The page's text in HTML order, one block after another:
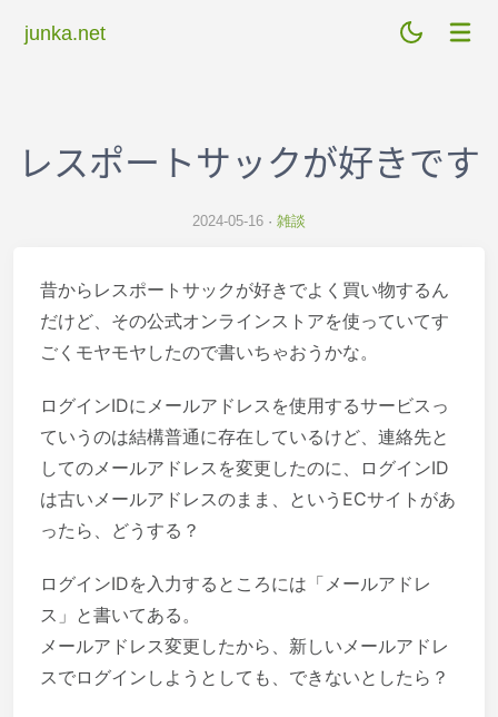
junka.net
レスポートサックが好きです
2024-05-16 雑談
昔からレスポートサックが好きでよく買い物するん
だけど、その公式オンラインストアを使っていてす
ごくモヤモヤしたので書いちゃおうかな。
ログインIDにメールアドレスを使用するサービスっ
ていうのは結構普通に存在しているけど、連絡先と
してのメールアドレスを変更したのに、ログインID
は古いメールアドレスのまま、というECサイトがあ
ったら、どうする？
ログインIDを入力するところには「メールアドレ
ス」と書いてある。
メールアドレス変更したから、新しいメールアドレ
スでログインしようとしても、できないとしたら？